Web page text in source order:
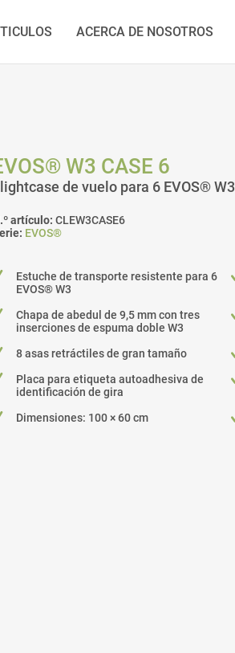
ACERCA DE NOSOTROS
W3 CASE 6
de vuelo para 6 EVOS® W3
artículo: CLEW3CASE6
EVOS®
Estuche de transporte resistente para 6
EVOS® W3
Chapa de abedul de 9,5 mm con tres
inserciones de espuma doble W3
8 asas retráctiles de gran tamaño
Placa para etiqueta autoadhesiva de
identificación de gira
Dimensiones: 100 × 60 cm